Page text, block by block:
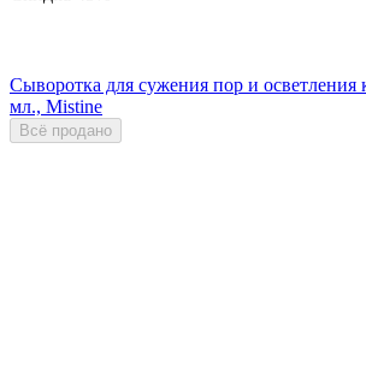
Сыворотка для сужения пор и осветления
мл., Mistine
Всё продано